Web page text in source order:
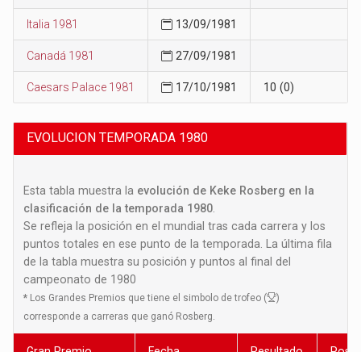
Italia 1981 13/09/1981
Canadá 1981 27/09/1981
Caesars Palace 1981 17/10/1981 10 (0)
EVOLUCION TEMPORADA 1980
Esta tabla muestra la evolución de Keke Rosberg en la
clasificación de la temporada 1980
Se refleja la posición en el mundial tras cada carrera y los
puntos totales en ese punto de la temporada. La última fila
de la tabla muestra su posición y puntos al final del
campeonato de 1980
* Los Grandes Premios que tiene el simbolo de trofeo (
)
corresponde a carreras que ganó Rosberg.